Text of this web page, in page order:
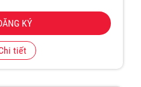
KÝ
tiết